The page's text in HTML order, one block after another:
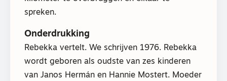
spreken.
Onderdrukking
Rebekka vertelt. We schrijven 1976. Rebekka
wordt geboren als oudste van zes kinderen
van Janos Hermán en Hannie Mostert. Moeder